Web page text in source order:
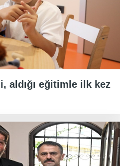
aldığı eğitimle ilk kez